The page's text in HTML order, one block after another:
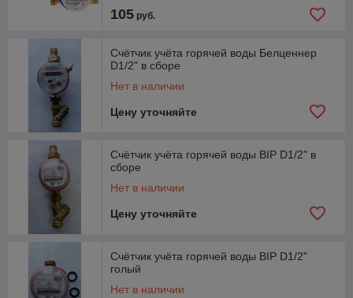
105 руб.
Счётчик учёта горячей воды Белценнер
D1/2" в сборе
Нет в наличии
Цену уточняйте
Счётчик учёта горячей воды BIP D1/2" в
сборе
Нет в наличии
Цену уточняйте
Счётчик учёта горячей воды BIP D1/2"
голый
Нет в наличии